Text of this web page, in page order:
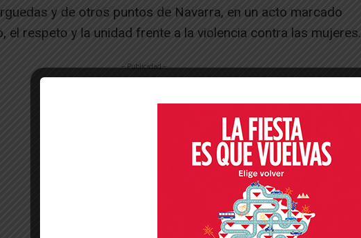
y de otros puntos de Navarra, en un acto marcado
el respeto y la unidad frente a la violencia contra las mujeres.
-- Publicidad --